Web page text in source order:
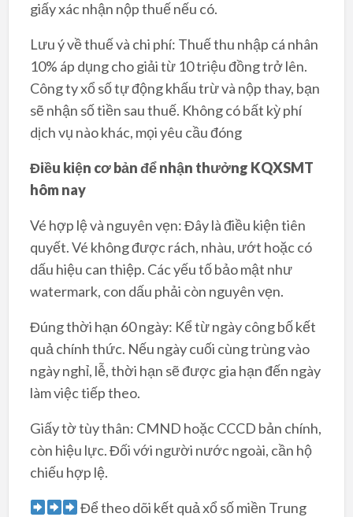
giấy xác nhận nộp thuế nếu có.
Lưu ý về thuế và chi phí: Thuế thu nhập cá nhân
10% áp dụng cho giải từ 10 triệu đồng trở lên.
Công ty xổ số tự động khấu trừ và nộp thay, bạn
sẽ nhận số tiền sau thuế. Không có bất kỳ phí
dịch vụ nào khác, mọi yêu cầu đóng
Điều kiện cơ bản để nhận thưởng KQXSMT
hôm nay
Vé hợp lệ và nguyên vẹn: Đây là điều kiện tiên
quyết. Vé không được rách, nhàu, ướt hoặc có
dấu hiệu can thiệp. Các yếu tố bảo mật như
watermark, con dấu phải còn nguyên vẹn.
Đúng thời hạn 60 ngày: Kể từ ngày công bố kết
quả chính thức. Nếu ngày cuối cùng trùng vào
ngày nghỉ, lễ, thời hạn sẽ được gia hạn đến ngày
làm việc tiếp theo.
Giấy tờ tùy thân: CMND hoặc CCCD bản chính,
còn hiệu lực. Đối với người nước ngoài, cần hộ
chiếu hợp lệ.
Để theo dõi kết quả xổ số miền Trung